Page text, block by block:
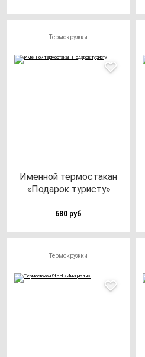
Термокружки
Имен­ной тер­мос­та­кан
«Пода­рок ту­рис­ту»
680 руб
Термокружки